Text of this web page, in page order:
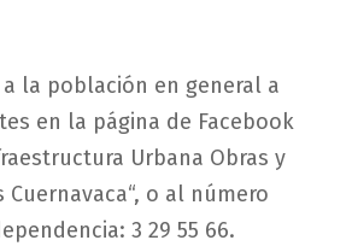
la población en general a
en la página de Facebook
Urbana Obras y
Cuernavaca“, o al número
3 29 55 66.